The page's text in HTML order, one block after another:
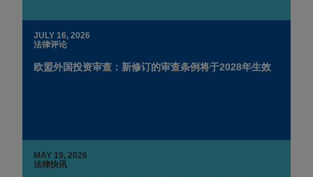
JULY 16, 2026
法律评论
欧盟外国投资审查：新修订的审查条例将于2028年生效
MAY 19, 2026
法律快讯